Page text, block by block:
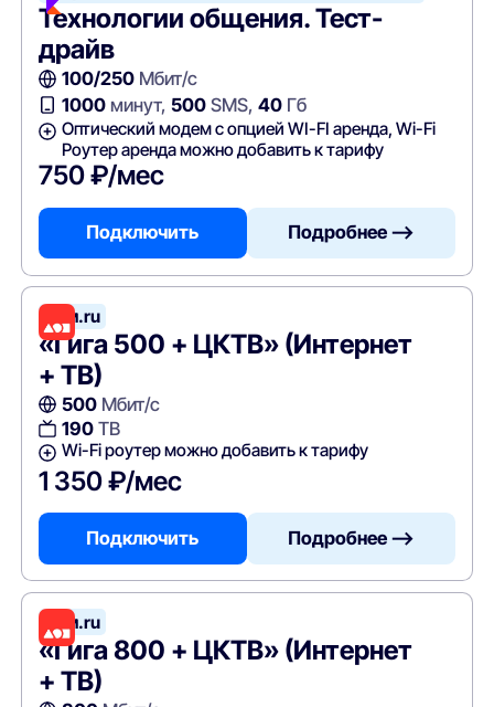
Технологии общения. Тест-
драйв
100/250Мбит/с
1000минут, 500SMS, 40Гб
Оптический модем с опцией WI-FI аренда, Wi-Fi
Роутер аренда можно добавить к тарифу
750 ₽/мес
Подключить Подробнее —>
Дом.ru
«Гига 500 + ЦКТВ» (Интернет
+ ТВ)
500Мбит/с
190ТВ
Wi-Fi роутер можно добавить к тарифу
1 350 ₽/мес
Подключить Подробнее —>
Дом.ru
«Гига 800 + ЦКТВ» (Интернет
+ ТВ)